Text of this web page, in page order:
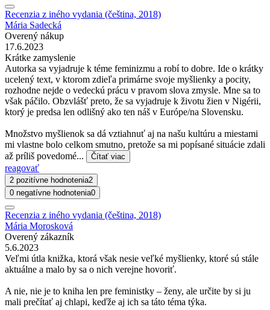
Recenzia z iného vydania (čeština, 2018)
Mária Sadecká
Overený nákup
17.6.2023
Krátke zamyslenie
Autorka sa vyjadruje k téme feminizmu a robí to dobre. Ide o krátky
ucelený text, v ktorom zdieľa primárne svoje myšlienky a pocity,
rozhodne nejde o vedeckú prácu v pravom slova zmysle. Mne sa to
však páčilo. Obzvlášť preto, že sa vyjadruje k životu žien v Nigérii,
ktorý je predsa len odlišný ako ten náš v Európe/na Slovensku.
Množstvo myšlienok sa dá vztiahnuť aj na našu kultúru a miestami
mi vlastne bolo celkom smutno, pretože sa mi popísané situácie zdali
až príliš povedomé...
Čítať viac
reagovať
2 pozitívne hodnotenia2
0 negatívne hodnotenia0
Recenzia z iného vydania (čeština, 2018)
Mária Morosková
Overený zákazník
5.6.2023
Veľmi útla knižka, ktorá však nesie veľké myšlienky, ktoré sú stále
aktuálne a malo by sa o nich verejne hovoriť.
A nie, nie je to kniha len pre feministky – ženy, ale určite by si ju
mali prečítať aj chlapi, keďže aj ich sa táto téma týka.